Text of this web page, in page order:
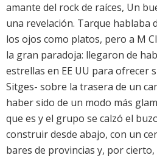
amante del rock de raíces, Un
una revelación. Tarque hablaba
los ojos como platos, pero a M
la gran paradoja: llegaron de
estrellas en EE UU para ofrecer
Sitges- sobre la trasera de un
haber sido de un modo más
que es y el grupo se calzó el
construir desde abajo, con un
bares de provincias y, por